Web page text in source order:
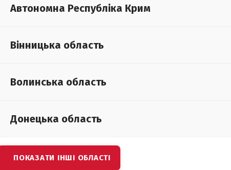
Автономна Республіка Крим
Вінницька область
Волинська область
Донецька область
ПОКАЗАТИ ІНШІ ОБЛАСТІ